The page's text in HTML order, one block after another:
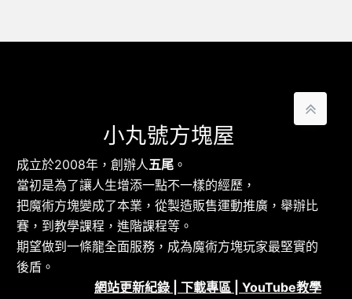
小丸號方塊屋
成立於2008年，創辦人五尾 。
當初是為了讓人生增添一點不一樣的經歷，
把魔術方塊變成了本業，從製造販售運動推廣，舉辦比
賽，到教學課程，進階課程等。
期望做到一條龍全面服務，成為魔術方塊玩家最堅實的
後盾。
網站更新紀錄
下載專區
YouTube教學